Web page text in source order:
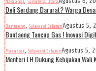
Nasional Sumatera Utara
Deli Serdang Darurat? Warga
Bantaeng, Sulawesi SelatanAgustus 5,
Bantaeng Tancap Gas ! Inovasi
Makassar, Sulawesi SelatanAgustus 5,
Menteri LH Dukung Kebijakan Wali